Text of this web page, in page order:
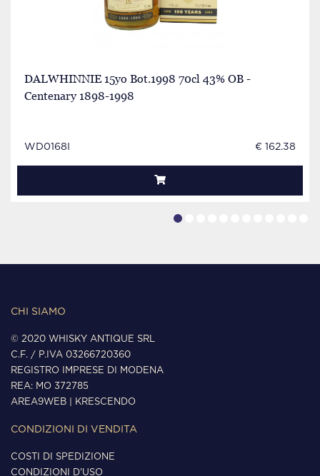
DALWHINNIE 15yo Bot.1998 70cl 43% OB -
Centenary 1898-1998
WD0168I € 162.38
CHI SIAMO
© 2020 WHISKY ANTIQUE SRL
C.F. / P.IVA 03266720360
REGISTRO IMPRESE DI MODENA
REA: MO 372785
AREA9WEB
KRESCENDO
CONDIZIONI DI VENDITA
COSTI DI SPEDIZIONE
CONDIZIONI D'USO